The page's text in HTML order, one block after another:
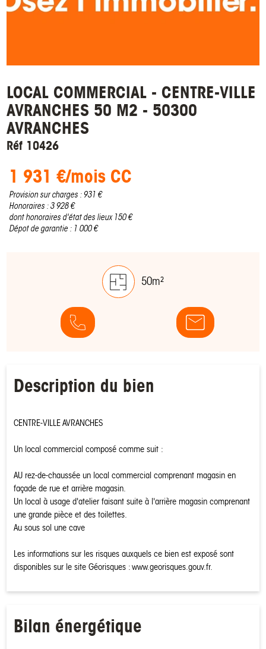
LOCAL COMMERCIAL - CENTRE-VILLE
AVRANCHES 50 M2 - 50300
AVRANCHES
Réf 10426
1 931 €/mois CC
Provision sur charges : 931 €
Honoraires : 3 928 €
dont honoraires d'état des lieux 150 €
Dépot de garantie : 1 000 €
50m²
Description du bien
CENTRE-VILLE AVRANCHES
Un local commercial composé comme suit :
AU rez-de-chaussée un local commercial comprenant magasin en
façade de rue et arrière magasin.
Un local à usage d'atelier faisant suite à l'arrière magasin comprenant
une grande pièce et des toilettes.
Au sous sol une cave
Les informations sur les risques auxquels ce bien est exposé sont
disponibles sur le site Géorisques : www.georisques.gouv.fr.
Bilan énergétique